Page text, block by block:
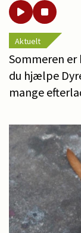
Aktuelt
Sommeren
du hjælpe
mange